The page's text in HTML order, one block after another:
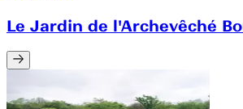
Le Jardin de l'Archevêché